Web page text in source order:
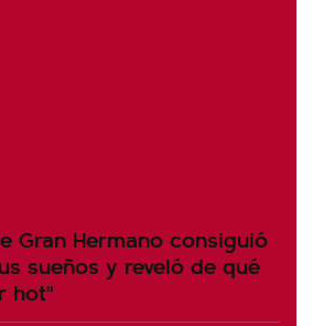
Gran Hermano consiguió
sueños y reveló de qué
hot"